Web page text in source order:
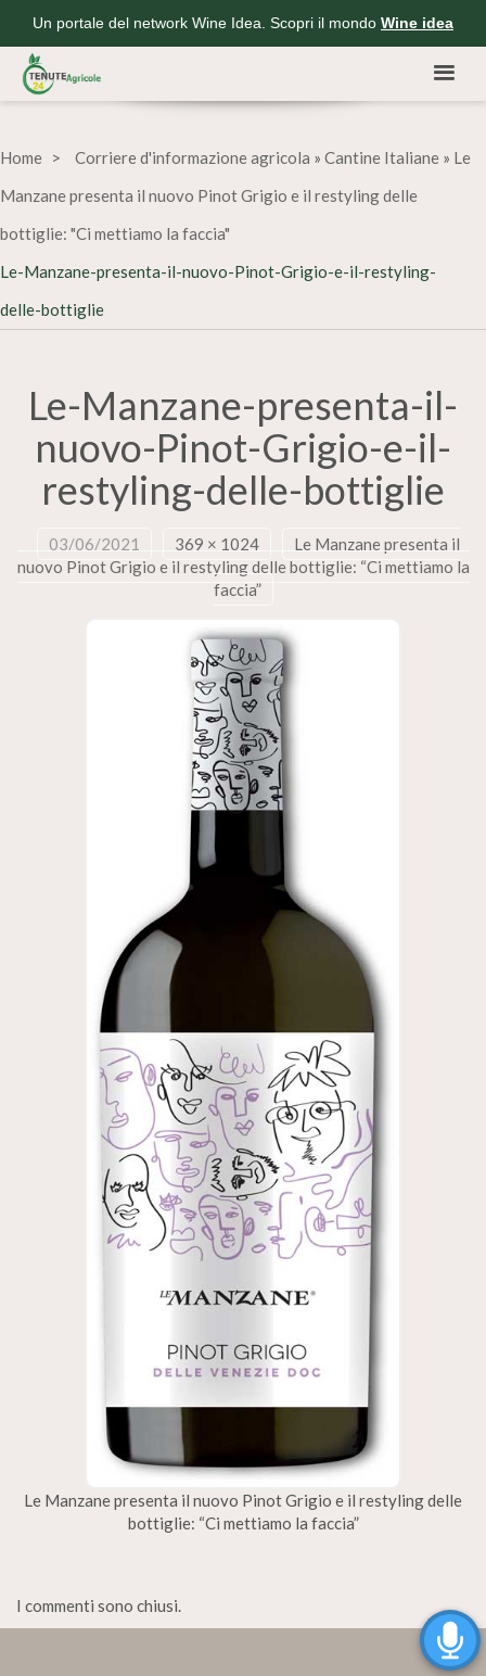
Un portale del network Wine Idea. Scopri il mondo Wine idea
Home Corriere d'informazione agricola » Cantine Italiane » Le
Manzane presenta il nuovo Pinot Grigio e il restyling delle
bottiglie: "Ci mettiamo la faccia"
Le-Manzane-presenta-il-nuovo-Pinot-Grigio-e-il-restyling-
delle-bottiglie
Le-Manzane-presenta-il-
nuovo-Pinot-Grigio-e-il-
restyling-delle-bottiglie
03/06/2021 369 × 1024
Le Manzane presenta il
nuovo Pinot Grigio e il restyling delle bottiglie: “Ci mettiamo la
faccia”
Le Manzane presenta il nuovo Pinot Grigio e il restyling delle
bottiglie: “Ci mettiamo la faccia”
I commenti sono chiusi.